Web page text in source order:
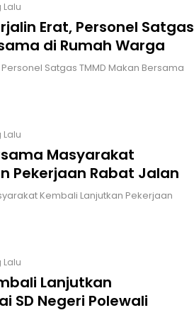
Lalu
Erat, Personel Satgas
di Rumah Warga
Satgas TMMD Makan Bersama
Lalu
Masyarakat
Pekerjaan Rabat Jalan
Kembali Lanjutkan Pekerjaan
Lalu
Lanjutkan
SD Negeri Polewali